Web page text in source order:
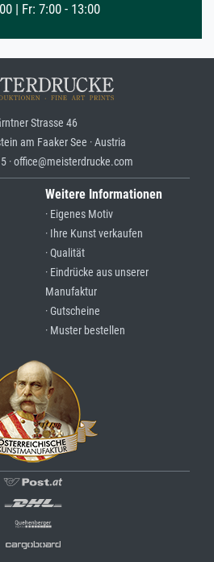
| Fr: 7:00 - 13:00
Strasse 46
am Faaker See · Austria
· office@meisterdrucke.com
Weitere Informationen
· Eigenes Motiv
· Ihre Kunst verkaufen
· Qualität
· Eindrücke aus unserer
Manufaktur
· Gutscheine
· Muster bestellen